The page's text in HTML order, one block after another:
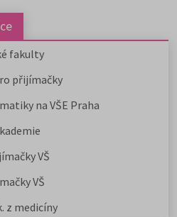
dále v nabídce na 9 soukromých
můžete studovat na 9
fakultách, dvou institutech a
vysokých školách od uměleckých
po ekonomické či technické.
Pedagogicky zaměřené obory
nabízejí také soukromé vysoké
školy.
zaměřené obory a
uvádíme v samostatném článku.
Chystáte se na humanitní
Stáhněte si zdarma e-book s
přehledem humanitních fakult,
fakulty
přijímačky
na VŠE Praha
VŠ
VŠ
z medicíny